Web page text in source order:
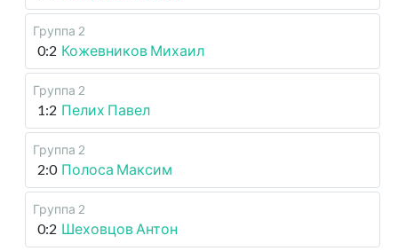
Группа 2
0:2 Кожевников Михаил
Группа 2
1:2 Пелих Павел
Группа 2
2:0 Полоса Максим
Группа 2
0:2 Шеховцов Антон